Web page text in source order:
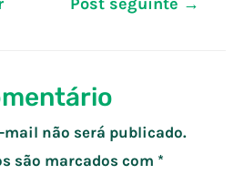
mail não será publicado.
são marcados com *